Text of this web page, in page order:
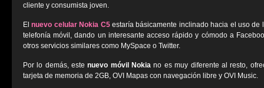
cliente y consumista joven.
Elnuevo celular Nokia C5estaría básicamente inclinado hacia el uso de
telefonía móvil, dando un interesante acceso rápido y cómodo a
otros servicios similares como MySpace o Twitter.
Por lo demás, estenuevo móvil Nokiano es muy diferente al resto,
tarjeta de memoria de 2GB, OVI Mapas con navegación libre y OVI Music.